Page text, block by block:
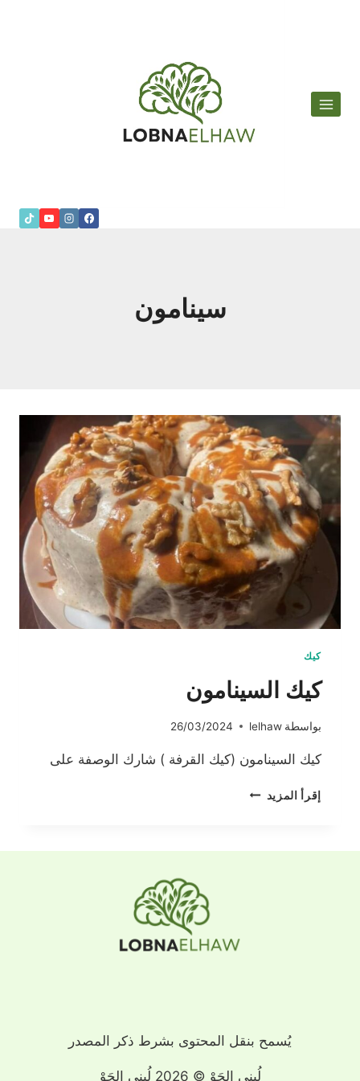
سينامون
كيك
كيك السينامون
بواسطة lelhaw
26/03/2024
كيك السينامون (كيك القرفة ) شارك الوصفة على
إقرأ المزيد كيك
يُسمح بنقل المحتوى بشرط ذكر المصدر
لُبنى الحَوْ © 2026 لُبنى الحَوْ